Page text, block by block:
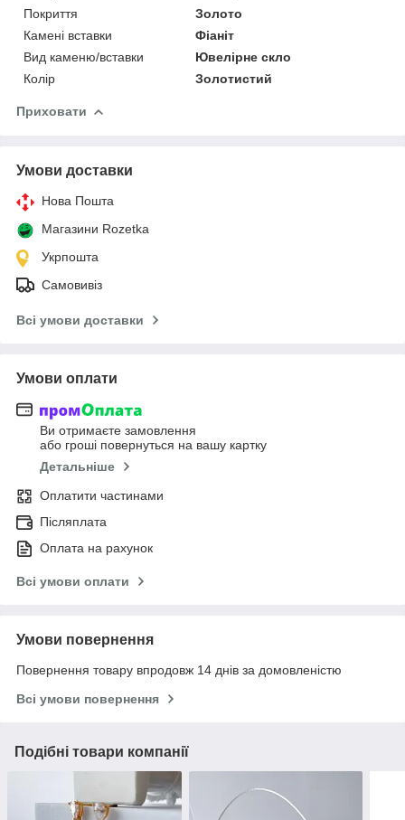
Покриття
Золото
Камені вставки
Фіаніт
Вид каменю/вставки
Ювелірне скло
Колір
Золотистий
Приховати
Умови доставки
Нова Пошта
Магазини Rozetka
Укрпошта
Самовивіз
Всі умови доставки
Умови оплати
Ви отримаєте замовлення
або гроші повернуться на вашу картку
Детальніше
Оплатити частинами
Післяплата
Оплата на рахунок
Всі умови оплати
Умови повернення
Повернення товару впродовж 14 днів за домовленістю
Всі умови повернення
Подібні товари компанії